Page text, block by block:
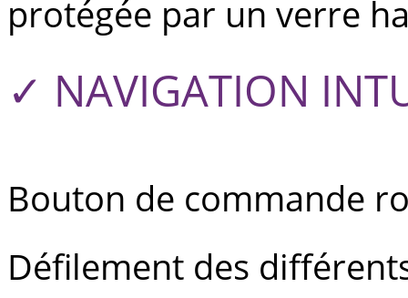
protégée par un verre
✓ NAVIGATION
Bouton de commande
Défilement des